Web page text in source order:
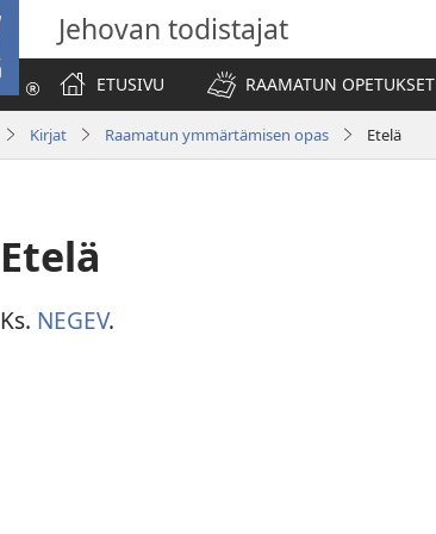
Jehovan todistajat
ETUSIVU
RAAMATUN OPETUKSET
Kirjat Raamatun ymmärtämisen opas Etelä
Etelä
Ks. NEGEV.